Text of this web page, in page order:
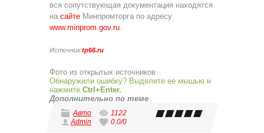
вся сопутствующая документация находятся
на сайте Минпромторга по адресу
www.minprom.gov.ru.
Источник:tp66.ru
Фото из открытых источников
Обнаружили ошибку? Выделите ее мышью и
нажмите Ctrl+Enter.
Дополнительно по теме
Авто
1122
Admin
0.0/0